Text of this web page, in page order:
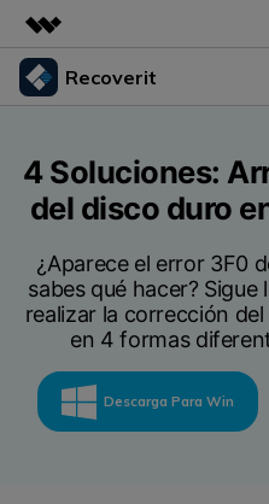
Productos destacados
Utilidades
Empresas
Resumen
Sala de prensa
Tienda
Recoverit
Líder en recuperación
Recoverit para
Funciones
Recuperar de Unidades
Recuperar Medios
Soluciones de
Recursos
Experto en Recuperación
Guía
4 Soluciones:
del disco duro
¿Aparece el error 3F0
sabes qué hacer?
realizar la corrección
en 4 formas
Descarga Para Win